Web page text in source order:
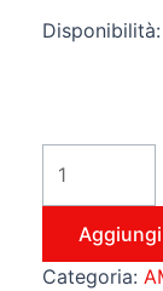
Disponibilità:
Categoria: